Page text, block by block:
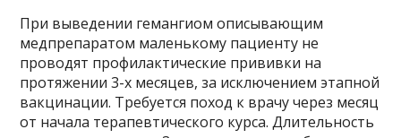
При выведении гемангиом описывающим
медпрепаратом маленькому пациенту не
проводят профилактические прививки на
протяжении 3-х месяцев, за исключением этапной
вакцинации. Требуется поход к врачу через месяц
от начала терапевтического курса. Длительность